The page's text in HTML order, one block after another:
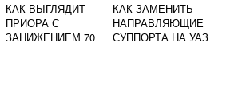
КАК ВЫГЛЯДИТ
ПРИОРА С
ЗАНИЖЕНИЕМ 70
КАК ЗАМЕНИТЬ
НАПРАВЛЯЮЩИЕ
СУППОРТА НА УАЗ